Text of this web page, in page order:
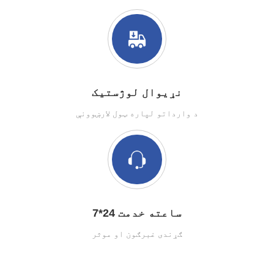
نړیوال لوژستیک
د وارداتو لپاره ټول لارښوونې
7*24 ساعته خدمت
ګړندی غبرګون او موثر